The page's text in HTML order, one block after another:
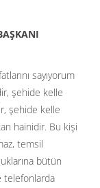
sayıyorum
şehide kelle
şehide kelle
hainidir. Bu kişi
temsil
bütün
telefonlarda